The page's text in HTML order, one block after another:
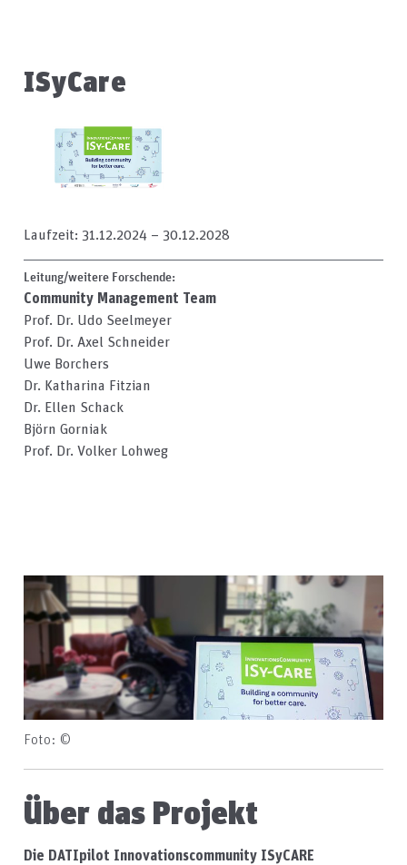
ISyCare
Laufzeit: 31.12.2024 – 30.12.2028
Leitung/weitere Forschende:
Community Management Team
Prof. Dr. Udo Seelmeyer
Prof. Dr. Axel Schneider
Uwe Borchers
Dr. Katharina Fitzian
Dr. Ellen Schack
Björn Gorniak
Prof. Dr. Volker Lohweg
Foto: ©
Über das Projekt
Die DATIpilot Innovationscommunity ISyCARE